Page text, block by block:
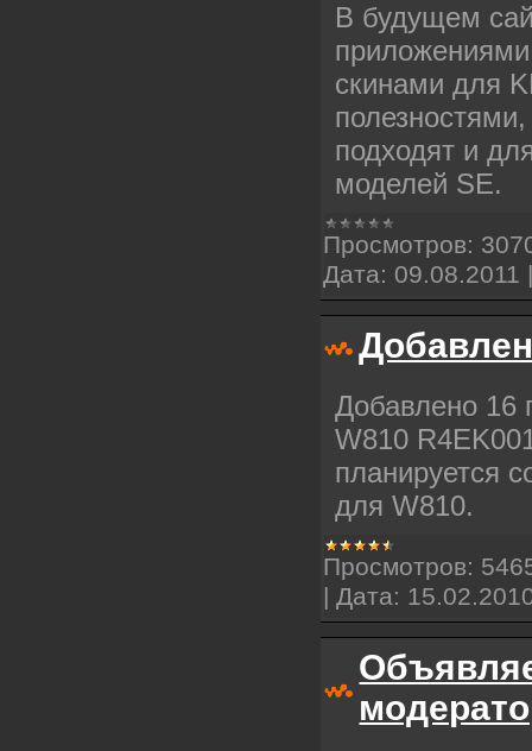
В будущем
скинами для
подходят и
моделей SE.
Просмотров:
Дата: 09.08.2011
Добавлено 16
W810
планируется
для W810.
Просмотров:
|Дата: